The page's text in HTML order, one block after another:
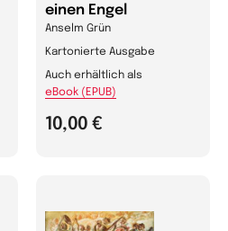
einen Engel
Anselm Grün
Kartonierte Ausgabe
10,00 €
Auch erhältlich als
eBook (EPUB)